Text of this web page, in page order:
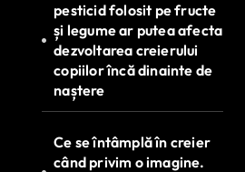
pesticid folosit pe fructe
și legume ar putea afecta
dezvoltarea creierului
copiilor încă dinainte de
naștere
Ce se întâmplă în creier
când privim o imagine.